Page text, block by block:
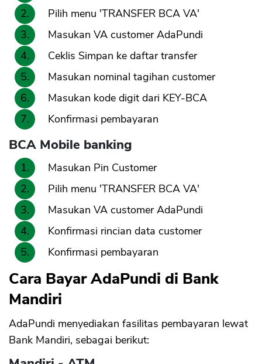
Pilih menu 'TRANSFER BCA VA'
Masukan VA customer AdaPundi
Ceklis Simpan ke daftar transfer
Masukan nominal tagihan customer
Masukan kode digit dari KEY-BCA
Konfirmasi pembayaran
BCA Mobile banking
Masukan Pin Customer
Pilih menu 'TRANSFER BCA VA'
Masukan VA customer AdaPundi
Konfirmasi rincian data customer
Konfirmasi pembayaran
Cara Bayar AdaPundi di Bank
Mandiri
AdaPundi menyediakan fasilitas pembayaran lewat
Bank Mandiri, sebagai berikut: